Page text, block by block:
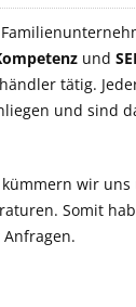
und
tätig.
und sind
wir
Somit